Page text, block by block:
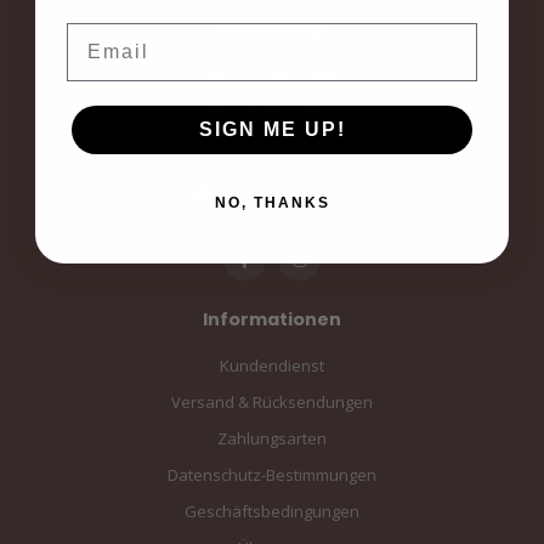
voor elke dag.
Langestraat 19
3811AA Amersfoort
Amersfoort, the Netherlands
info@sampiace.nl
Informationen
Kundendienst
Versand & Rücksendungen
Zahlungsarten
Datenschutz-Bestimmungen
Geschäftsbedingungen
SIGN ME UP!
NO, THANKS